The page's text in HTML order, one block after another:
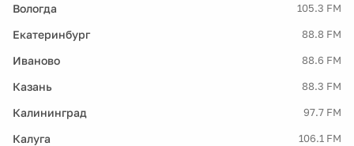
Вологда 105.3 FM
Екатеринбург 88.8 FM
Иваново 88.6 FM
Казань 88.3 FM
Калининград 97.7 FM
Калуга 106.1 FM